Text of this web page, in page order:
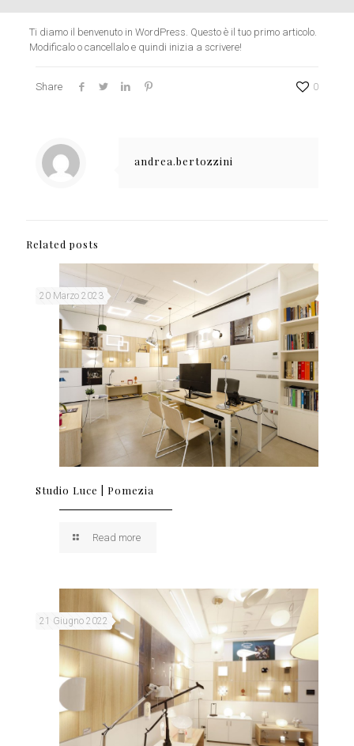
Ti diamo il benvenuto in WordPress. Questo è il tuo primo articolo.
Modificalo o cancellalo e quindi inizia a scrivere!
Share 0
andrea.bertozzini
Related posts
20 Marzo 2023
Studio Luce | Pomezia
Read more
21 Giugno 2022